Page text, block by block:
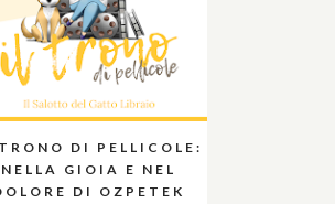
DI PELLICOLE:
NELLA GIOIA E NEL
DI OZPETEK